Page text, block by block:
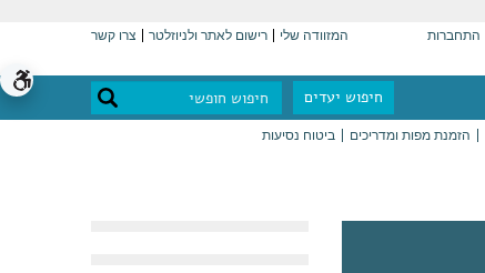
התחברות המזוודה שלי רישום לאתר ולניוזלטר צרו קשר
חיפוש יעדים
הזמנת מפות ומדריכים ביטוח נסיעות